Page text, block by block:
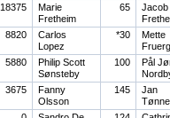
18375
Marie
Fretheim
65
Jacob
8820
Carlos
Lopez
*30
Mette
5880
Philip Scott
Sønsteby
100
Pål
3675
Fanny
Olsson
145
Jan